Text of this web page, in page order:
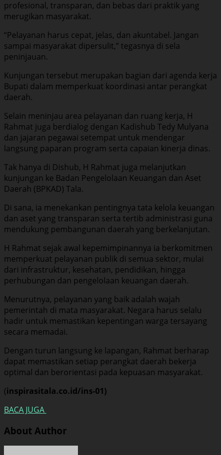
profesional, transparan, dan bebas dari praktik yang
merugikan masyarakat.
“Pelayanan harus cepat, jelas, dan akuntabel. Jangan
sampai masyarakat dipersulit,” tegasnya di sela
peninjauan.
Kunjungan tersebut merupakan bagian dari agenda kerja
Bupati dalam memperkuat koordinasi antar perangkat
daerah.
Selain meninjau area pelayanan dan ruang kerja, H
Rahmat juga berdialog dengan Kadishub Tedy Mulyana
dan jajaran pegawai setempat untuk mendengar
langsung paparan program serta capaian kinerja dinas.
Tak hanya di Dishub, H Rahmat juga melanjutkan
kunjungan ke Badan Pengelolaan Keuangan dan Aset
Daerah (BPKAD) Tala.
Di sana, ia menekankan pentingnya tata kelola keuangan
dan aset yang transparan serta tertib administrasi guna
mendukung pembangunan daerah yang berkelanjutan.
H Rahmat sejak awal kepemimpinannya ia berkomitmen
memperkuat pelayanan publik di semua sektor, mulai
dari infrastruktur, kesehatan, pendidikan, hingga
perhubungan dan pengelolaan keuangan daerah.
Menurutnya, pelayanan yang baik adalah wajah
pemerintah di mata masyarakat. Negara harus selalu
hadir untuk memastikan kepentingan warga tersayang
secara memadai.
Dengan turun langsung ke lapangan, Rahmat berharap
dapat memastikan setiap perangkat daerah bekerja
optimal dan berorientasi pada kepuasan masyarakat.
(inspirasitala.co.id/ins-01)
BACA JUGA
About Author